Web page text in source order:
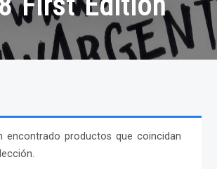
encontrado productos que coincidan